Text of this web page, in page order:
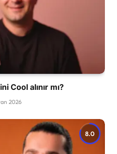
Cool alınır mı?
2026
8.0